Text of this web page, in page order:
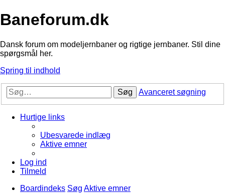
Baneforum.dk
Dansk forum om modeljernbaner og rigtige jernbaner. Stil dine
spørgsmål her.
Spring til indhold
Søg Avanceret søgning
Hurtige links
Ubesvarede indlæg
Aktive emner
Log ind
Tilmeld
Boardindeks Søg Aktive emner